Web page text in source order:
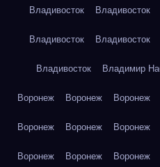
Владивосток Владивосток
Владивосток Владивосток
Владивосток Владимир
Воронеж Воронеж Воронеж
Воронеж Воронеж Воронеж
Воронеж Воронеж Воронеж